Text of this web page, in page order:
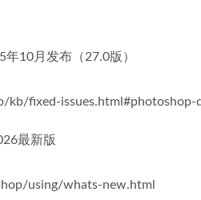
10月发布（27.0版）
kb/fixed-issues.html#photoshop-
最新版
using/whats-new.html